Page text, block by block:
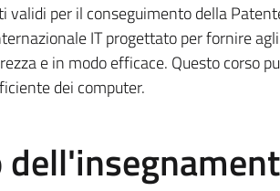
per il conseguimento della
IT progettato per fornire
e in modo efficace. Questo corso
dei computer.